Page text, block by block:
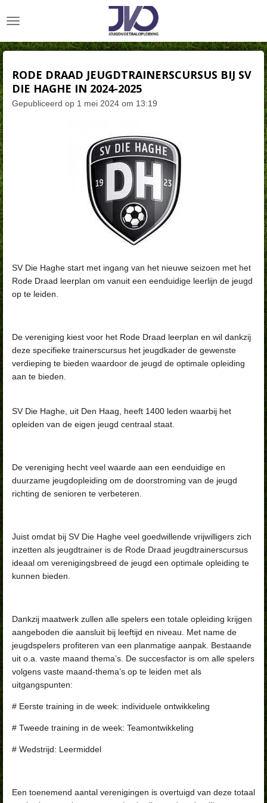
direct
de
RODE DRAAD JEUGDTRAINERSCURSUS BIJ SV
DIE HAGHE IN 2024-2025
Gepubliceerd op 1 mei 2024 om 13:19
SV Die Haghe start met ingang van het nieuwe seizoen met het
Rode Draad leerplan om vanuit een eenduidige leerlijn de jeugd
op te leiden.
De vereniging kiest voor het Rode Draad leerplan en wil dankzij
deze specifieke trainerscursus het jeugdkader de gewenste
verdieping te bieden waardoor de jeugd de optimale opleiding
aan te bieden.
SV Die Haghe, uit Den Haag, heeft 1400 leden waarbij het
opleiden van de eigen jeugd centraal staat.
De vereniging hecht veel waarde aan een eenduidige en
duurzame jeugdopleiding om de doorstroming van de jeugd
richting de senioren te verbeteren.
Juist omdat bij SV Die Haghe veel goedwillende vrijwilligers zich
inzetten als jeugdtrainer is de Rode Draad jeugdtrainerscursus
ideaal om verenigingsbreed de jeugd een optimale opleiding te
kunnen bieden.
Dankzij maatwerk zullen alle spelers een totale opleiding krijgen
aangeboden die aansluit bij leeftijd en niveau. Met name de
jeugdspelers profiteren van een planmatige aanpak. Bestaande
uit o.a. vaste maand thema’s . De succesfactor is om alle spelers
volgens vaste maand-thema’s op te leiden met als
uitgangspunten:
# Eerste training in de week: individuele ontwikkeling
# Tweede training in de week: Teamontwikkeling
# Wedstrijd: Leermiddel
Een toenemend aantal verenigingen is overtuigd van deze totaal